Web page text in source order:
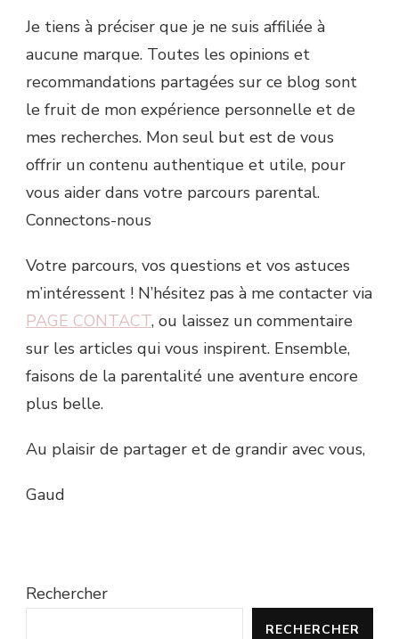
Je tiens à préciser que je ne suis affiliée à
aucune marque. Toutes les opinions et
recommandations partagées sur ce blog sont
le fruit de mon expérience personnelle et de
mes recherches. Mon seul but est de vous
offrir un contenu authentique et utile, pour
vous aider dans votre parcours parental.
Connectons-nous
Votre parcours, vos questions et vos astuces
m’intéressent ! N’hésitez pas à me contacter via
PAGE CONTACT, ou laissez un commentaire
sur les articles qui vous inspirent. Ensemble,
faisons de la parentalité une aventure encore
plus belle.
Au plaisir de partager et de grandir avec vous,
Gaud
Rechercher
RECHERCHER